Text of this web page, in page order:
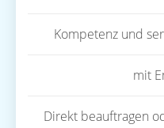
Kompetenz und
mit
Direkt beauftragen